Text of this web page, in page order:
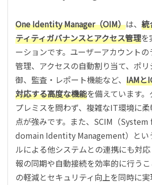
One Identity Manager（OIM）は、 統
ティティガバナンスとアクセス管理を
ーションです。ユーザーアカウント
管理、アクセスの自動割り当て、ポ
御、監査・レポート機能など、 IAMと
対応する高度な機能を備えています
プレミスを問わず、複雑なIT環境に
点が強みです。また、SCIM（System
domain Identity Management）とい
ルによる他システムとの連携にも対
報の同期や自動接続を効率的に行う
の軽減とセキュリティ向上を同時に実